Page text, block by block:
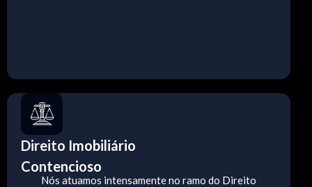
Direito Imobiliário
Contencioso
Nós atuamos intensamente no ramo do Direito